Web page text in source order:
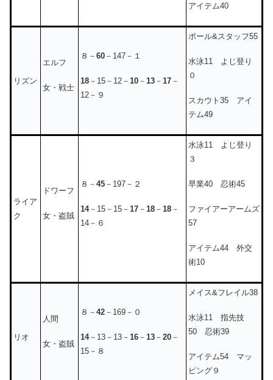
アイテム40
リズン
エルフ
女・戦士
８－ 60 －147－１
18 －15－12－ 10 － 13 － 17 －
12－９
ポール&スタッフ55
水泳11 よじ登り
０
スカウト35 アイ
テム49
ライア
ク
ドワーフ
女・盗賊
８－ 45 －197－２
14－15－15－ 17 － 18 － 18 －
14－６
水泳11 よじ登り
３
早業40 忍術45
ファイアーアームズ
57
アイテム44 外交
術10
リオ
人間
女・盗賊
８－ 42 －169－０
14－13－13－ 16 － 13 － 20 －
15－８
メイス&フレイル38
水泳11 指先技
50 忍術39
アイテム54 マッ
ピング９